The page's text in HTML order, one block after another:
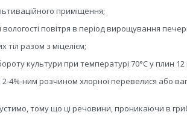
приміщення;
повітря в період вирощування
разом з міцелієм;
культури при температурі 70°С у плин 12
2-4%-ним розчином хлорної перевелися або
тому що ці речовини, проникаючи в